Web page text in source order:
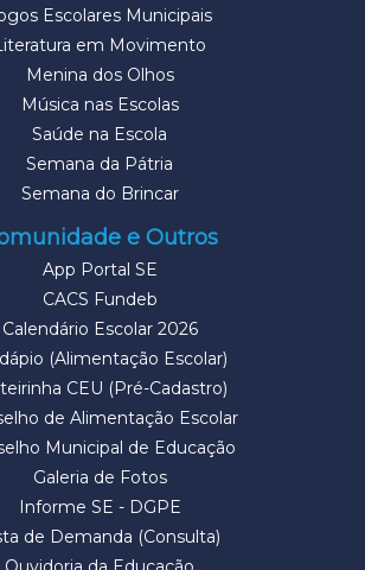
Escolares Municipais
em Movimento
Menina dos Olhos
Música nas Escolas
Saúde na Escola
Semana da Pátria
Semana do Brincar
e Outros
App Portal SE
CACS Fundeb
Calendário Escolar 2026
(Alimentação Escolar)
CEU (Pré-Cadastro)
de Alimentação Escolar
Municipal de Educação
Galeria de Fotos
Informe SE - DGPE
de Demanda (Consulta)